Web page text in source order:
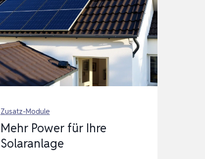
Zusatz-Module
Mehr Power für Ihre
Solaranlage